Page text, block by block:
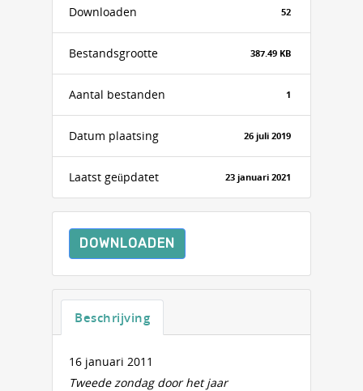
Downloaden 52
Bestandsgrootte 387.49 KB
Aantal bestanden 1
Datum plaatsing 26 juli 2019
Laatst geüpdatet 23 januari 2021
DOWNLOADEN
Beschrijving
16 januari 2011
Tweede zondag door het jaar